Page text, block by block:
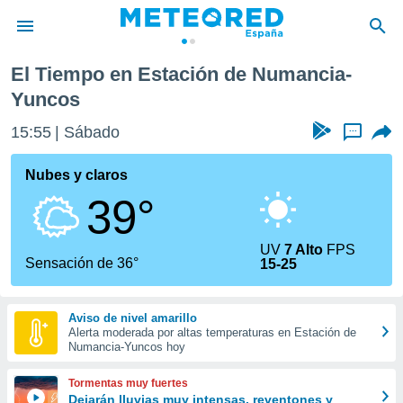
de
para
la
calidad.
a este
forma
digital
basada
El Tiempo en Estación de Numancia-
Yuncos
15:55 Sábado ...
Nubes y claros
39°
Sensación de 36°
UV7 Alto FPS
15-25
Aviso de nivel amarillo
Alerta moderada por altas temperaturas en Estación de
Numancia-Yuncos hoy
Tormentas muy fuertes
Dejarán lluvias muy intensas, reventones y